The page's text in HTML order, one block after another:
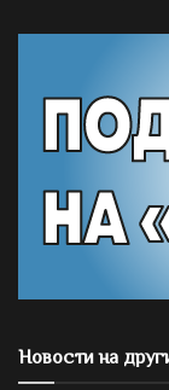
Новости на